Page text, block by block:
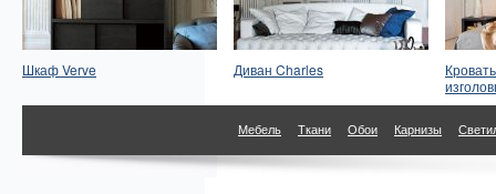
Шкаф Verve Диван Charles
Мебель Ткани Обои Карнизы